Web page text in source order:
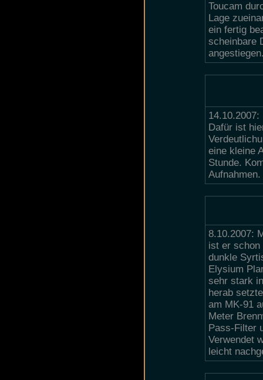
Toucam
Lage
ein fertig
scheinbare
Dafür ist
eine kleine
Stunde.
Aufnahmen.
8.10.2007:
ist er schon
dunkle
Elysium
sehr stark
herab
am MK-91
Meter
Pass-Filter
Verwendet
leicht